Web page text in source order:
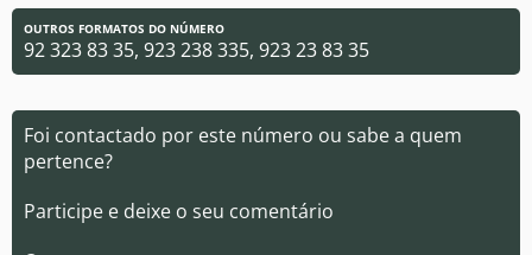
OUTROS FORMATOS DO NÚMERO
92 323 83 35, 923 238 335, 923 23 83 35
Foi contactado por este número ou sabe a quem
pertence?
Participe e deixe o seu comentário